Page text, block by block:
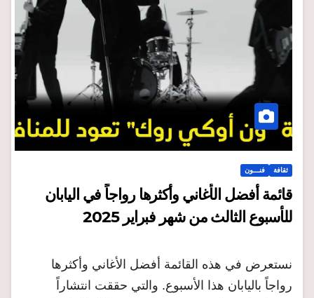
ثقافة فنـــون
قائمة أفضل الأغاني وأكثرها رواجاً في اليابان
للأسبوع الثالث من شهر فبراير 2025
نستعرض في هذه القائمة أفضل الأغاني وأكثرها
رواجاً باليابان هذا الأسبوع. والتي حققت انتشاراً